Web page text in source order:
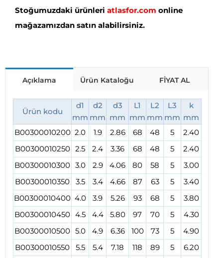
Stoğumuzdaki ürünleri atlasfor.com online
mağazamızdan satın alabilirsiniz.
Açıklama Ürün Kataloğu FİYAT AL
Ürün kodu
d1
mm
d2
mm
d3
mm
L1
mm
L2
mm
L3
mm
k
mm
B00300010200 2.0 1.9 2.86 68 48 5
2.40
B00300010250 2.5 2.4 3.36 68 48 5
2.40
B00300010300 3.0 2.9 4.06 80 58 5
3.00
B00300010350
3.5 3.4 4.66 87 63 5
3.40
B00300010400 4.0 3.9 5.26 93 68 5
3.80
B00300010450 4.5 4.4 5.80 97 70 5
4.30
B00300010500 5.0 4.9 6.36 100 73 5
4.90
B00300010550
5.5 5.4 7.18 118 89 5
6.20